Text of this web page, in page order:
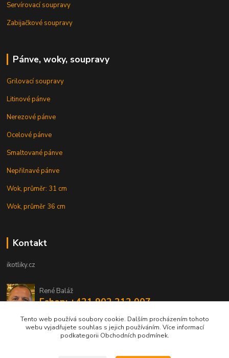
Servírovací soupravy
Zabijačkové soupravy
Pánve, woky, soupravy
Grilovací soupravy
Litinové pánve
Nerezové pánve
Ocelové pánve
Smaltované pánve
Nepřilnavé pánve
Wok, průměr: 31 cm
Wok, průměr 36 cm
Kontakt
ikotliky.cz
René Baláž
Eshop: +421 902 212 007
info@ikotliky.cz
Tento web používá soubory cookie. Dalším procházením tohoto
webu vyjadřujete souhlas s jejich používáním. Více informací
podkategorii Obchodních podmínek.